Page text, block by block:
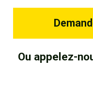
Ou appelez-